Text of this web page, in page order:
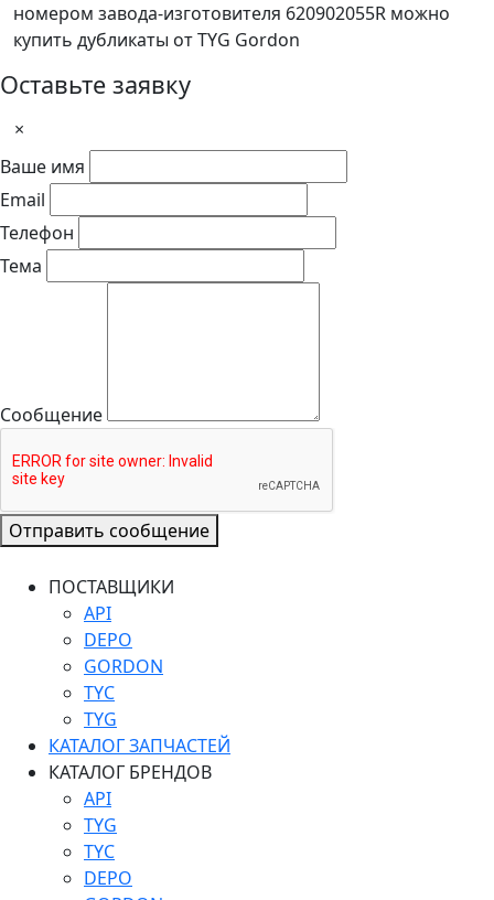
номером завода-изготовителя 620902055R можно
купить дубликаты от TYG Gordon
Оставьте заявку
×
Ваше имя
Email
Телефон
Тема
Сообщение
Отправить сообщение
ПОСТАВЩИКИ
API
DEPO
GORDON
TYC
TYG
КАТАЛОГ ЗАПЧАСТЕЙ
КАТАЛОГ БРЕНДОВ
API
TYG
TYC
DEPO